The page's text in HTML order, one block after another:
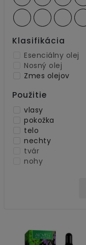
Klasifikácia
Esenciálny olej
Nosný olej
Zmes olejov
Použitie
vlasy
pokožka
telo
nechty
tvár
nohy